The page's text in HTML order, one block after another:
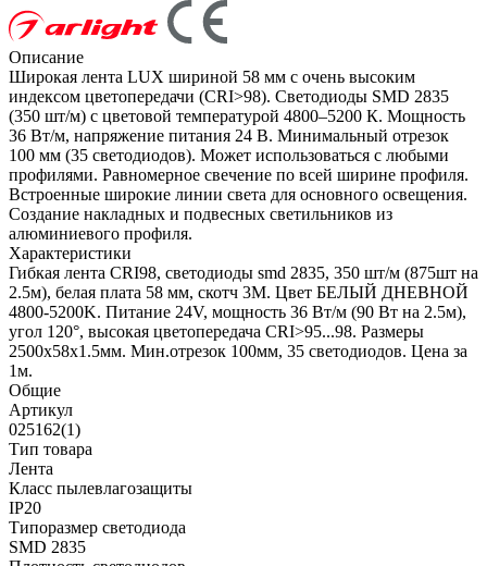
Описание
Широкая лента LUX шириной 58 мм с очень высоким
индексом цветопередачи (CRI>98). Светодиоды SMD 2835
(350 шт/м) с цветовой температурой 4800–5200 К. Мощность
36 Вт/м, напряжение питания 24 В. Минимальный отрезок
100 мм (35 светодиодов). Может использоваться с любыми
профилями. Равномерное свечение по всей ширине профиля.
Встроенные широкие линии света для основного освещения.
Создание накладных и подвесных светильников из
алюминиевого профиля.
Характеристики
Гибкая лента CRI98, светодиоды smd 2835, 350 шт/м (875шт на
2.5м), белая плата 58 мм, скотч 3М. Цвет БЕЛЫЙ ДНЕВНОЙ
4800-5200K. Питание 24V, мощность 36 Вт/м (90 Вт на 2.5м),
угол 120°, высокая цветопередача CRI>95...98. Размеры
2500х58x1.5мм. Мин.отрезок 100мм, 35 светодиодов. Цена за
1м.
Общие
Артикул
025162(1)
Тип товара
Лента
Класс пылевлагозащиты
IP20
Типоразмер светодиода
SMD 2835